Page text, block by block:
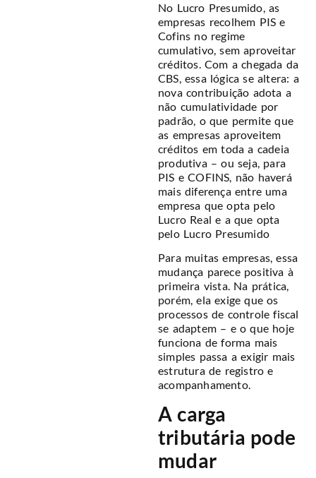
No Lucro Presumido, as
empresas recolhem PIS e
Cofins no regime
cumulativo, sem aproveitar
créditos. Com a chegada da
CBS, essa lógica se altera: a
nova contribuição adota a
não cumulatividade por
padrão, o que permite que
as empresas aproveitem
créditos em toda a cadeia
produtiva – ou seja, para
PIS e COFINS, não haverá
mais diferença entre uma
empresa que opta pelo
Lucro Real e a que opta
pelo Lucro Presumido
Para muitas empresas, essa
mudança parece positiva à
primeira vista. Na prática,
porém, ela exige que os
processos de controle fiscal
se adaptem – e o que hoje
funciona de forma mais
simples passa a exigir mais
estrutura de registro e
acompanhamento.
A carga
tributária pode
mudar